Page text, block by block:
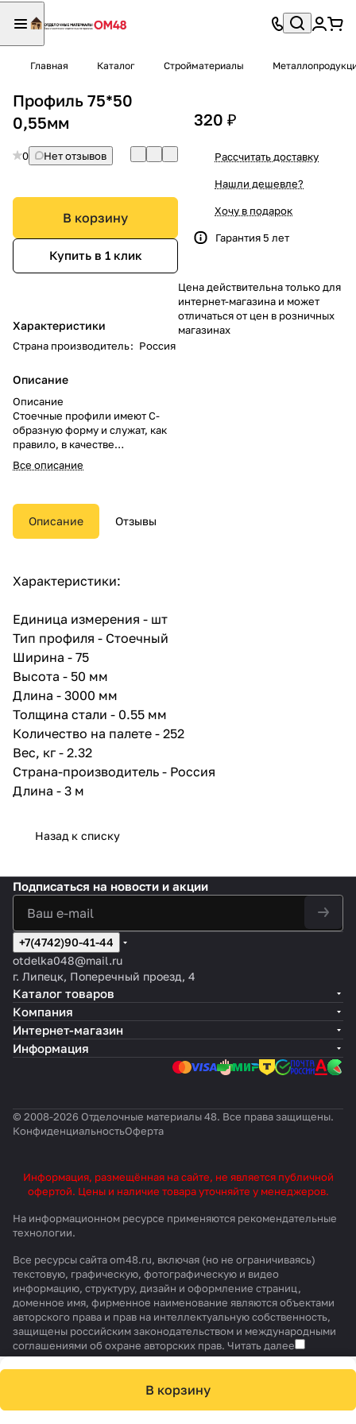
Главная Каталог Стройматериалы
Профиль 75*50
0,55мм
0 Нет отзывов
В корзину
Купить в 1 клик
Характеристики
Страна производитель: Россия
Описание
Описание
Стоечные профили имеют С-
образную форму и служат, как
правило, в качестве
вертикальных стоек каркасов,
предназначенных для
облицовок.
Обычно используется
в направляющем производится
методом просечки с отгибом.
Монтаж листов необходимо
производить в одном
направлении с открытой частью
профиля, что обеспечивает
очередь ближе к стенке, и при
креплении соседнего листа
ввинчиваемый шуруп не будет
Все описание
320 ₽
Рассчитать доставку
Нашли дешевле?
Хочу в подарок
Гарантия 5 лет
Цена действительна только для
интернет-магазина и может
отличаться от цен в розничных
магазинах
Описание Отзывы
Характеристики:
Единица измерения - шт
Тип профиля - Стоечный
Ширина - 75
Высота - 50 мм
Длина - 3000 мм
Толщина стали - 0.55 мм
Количество на палете - 252
Вес, кг - 2.32
Страна-производитель - Россия
Длина - 3 м
Назад к списку
В корзину
Подписаться на новости и акции
+7(4742)90-41-44
otdelka048@mail.ru
г. Липецк, Поперечный проезд, 4
Каталог товаров
Компания
Интернет-магазин
Информация
© 2008-2026 Отделочные материалы 48. Все права защищены.
КонфиденциальностьОферта
Информация, размещённая на сайте, не является публичной
офертой. Цены и наличие товара уточняйте у менеджеров.
На информационном ресурсе применяются рекомендательные
технологии.
Все ресурсы сайта om48.ru, включая (но не ограничиваясь)
текстовую, графическую, фотографическую и видео
информацию, структуру, дизайн и оформление страниц,
доменное имя, фирменное наименование являются объектами
авторского права и прав на интеллектуальную собственность,
защищены российским законодательством и международными
соглашениями об охране авторских прав. Читать далее